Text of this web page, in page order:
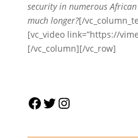
security in numerous
much longer?[/
[vc_video link=”https://
[/vc_column][/vc_row]
Facebook
Twitter